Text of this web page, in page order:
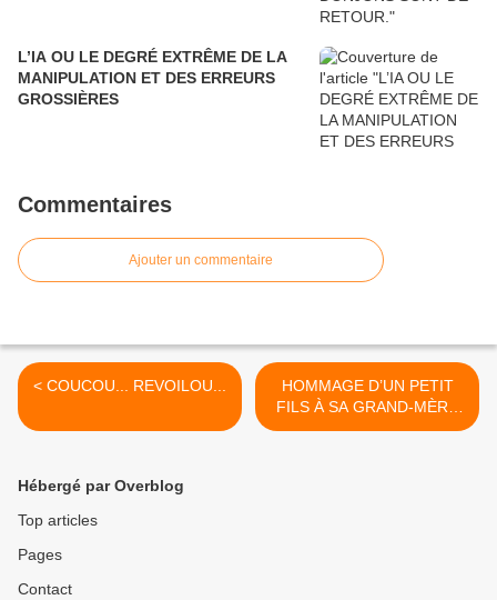
L’IA OU LE DEGRÉ EXTRÊME DE LA
MANIPULATION ET DES ERREURS
GROSSIÈRES
Commentaires
Ajouter un commentaire
< COUCOU... REVOILOU...
HOMMAGE D’UN PETIT
FILS À SA GRAND-MÈRE
ÉTERNELLE >
Hébergé par Overblog
Top articles
Pages
Contact